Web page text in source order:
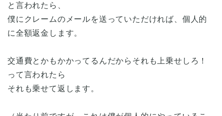
と言われたら、
僕にクレームのメールを送っていただければ、個人的
に全額返金します。
交通費とかもかかってるんだからそれも上乗せしろ！
って言われたら
それも乗せて返します。